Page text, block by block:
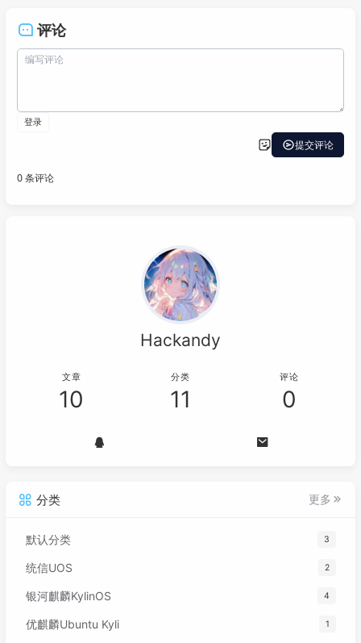
评论
Hackandy
文章
10
分类
11
评论
0
分类 更多
默认分类 3
统信UOS 2
银河麒麟KylinOS 4
优麒麟Ubuntu Kyli 1